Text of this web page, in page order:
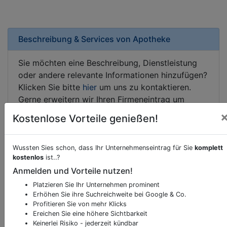
Beschreibung & Services von Apotheke
Sie möchten eine Beschreibung, Dienstleistung
oder andere relevante Informationen hinzufügen?
Klicken Sie bitte hier um uns zu kontaktieren.
Gerne erweitern wir Ihren Firmeneintrag um
Ihr Unternehmen anbietet und womit Sie sich von
Ihren Wettbewerbern abheben.
Kartenansicht Laxenburger Straße 123-125
Wien
Kostenlose Vorteile genießen!
Wussten Sies schon, dass Ihr Unternehmenseintrag für Sie komplett
kostenlos ist..?
Anmelden und Vorteile nutzen!
Platzieren Sie Ihr Unternehmen prominent
Erhöhen Sie ihre Suchreichweite bei Google & Co.
Profitieren Sie von mehr Klicks
Ereichen Sie eine höhere Sichtbarkeit
Keinerlei Risiko - jederzeit kündbar